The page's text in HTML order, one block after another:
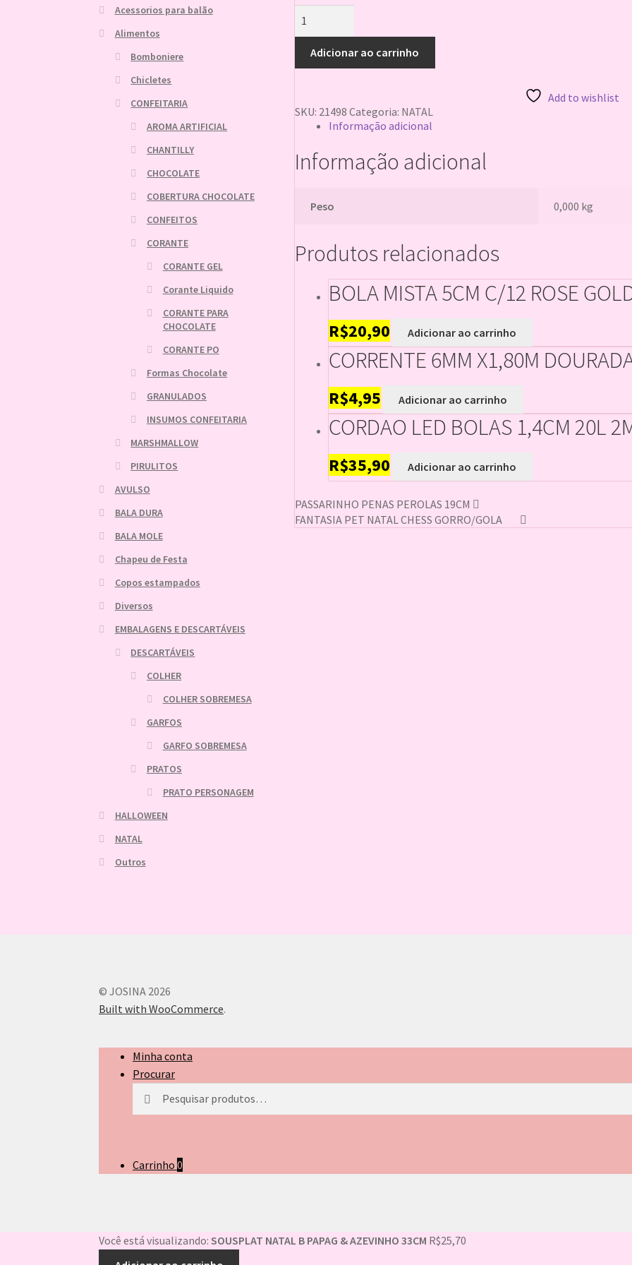
NATAL
B
PAPAG
&
quantidade
Adicionar ao carrinho
Add to wishlist
SKU: 21498 Categoria: NATAL
Informação adicional
Informação adicional
Peso 0,000 kg
Produtos relacionados
BOLA MISTA 5CM C/12 ROSE
R$20,90 Adicionar ao carrinho
CORRENTE 6MM X1,80M
R$4,95 Adicionar ao carrinho
CORDAO LED BOLAS 1,4CM 20L
R$35,90 Adicionar ao carrinho
PASSARINHO PENAS PEROLAS 19CM
FANTASIA PET NATAL CHESS GORRO/GOLA
Acessorios para balão
Alimentos
Bomboniere
Chicletes
CONFEITARIA
AROMA ARTIFICIAL
CHANTILLY
CHOCOLATE
COBERTURA CHOCOLATE
CONFEITOS
CORANTE
CORANTE GEL
Corante Liquido
CORANTE PARA
CHOCOLATE
CORANTE PO
Formas Chocolate
GRANULADOS
INSUMOS CONFEITARIA
MARSHMALLOW
PIRULITOS
AVULSO
BALA DURA
BALA MOLE
Chapeu de Festa
Copos estampados
Diversos
EMBALAGENS E DESCARTÁVEIS
DESCARTÁVEIS
COLHER
COLHER SOBREMESA
GARFOS
GARFO SOBREMESA
PRATOS
PRATO PERSONAGEM
HALLOWEEN
NATAL
Outros
© JOSINA 2026
Built with WooCommerce.
Minha conta
Procurar
por:
Carrinho0
Você está visualizando:SOUSPLAT NATAL B PAPAG & AZEVINHO 33CM R$25,70